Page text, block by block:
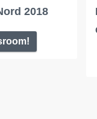
2018